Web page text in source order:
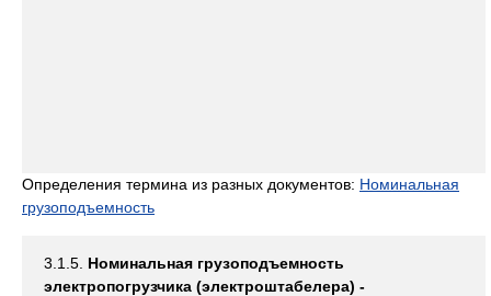
Определения термина из разных документов: Номинальная
грузоподъемность
3.1.5. Номинальная грузоподъемность
электропогрузчика (электроштабелера) -